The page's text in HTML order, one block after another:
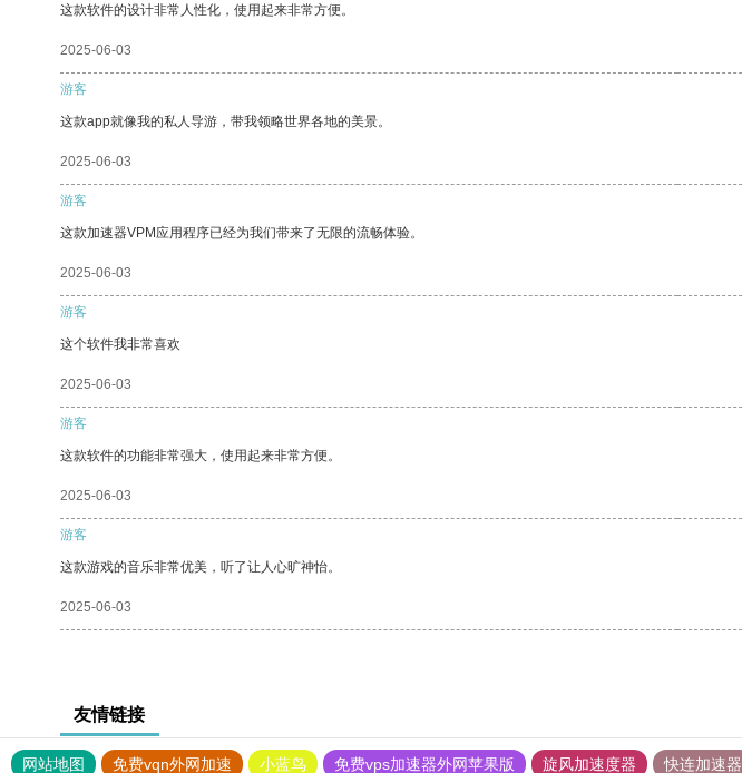
这款软件的设计非常人性化，使用起来非常方便。
2025-06-03
游客
这款app就像我的私人导游，带我领略世界各地的美景。
2025-06-03
游客
这款加速器VPM应用程序已经为我们带来了无限的流畅体验。
2025-06-03
游客
这个软件我非常喜欢
2025-06-03
游客
这款软件的功能非常强大，使用起来非常方便。
2025-06-03
游客
这款游戏的音乐非常优美，听了让人心旷神怡。
2025-06-03
友情链接
网站地图 免费vqn外网加速 小蓝鸟 免费vps加速器外网苹果版 旋风加速度器 快连加速器